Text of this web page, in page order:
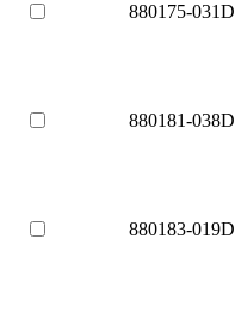
880175-031D
880181-038D
880183-019D